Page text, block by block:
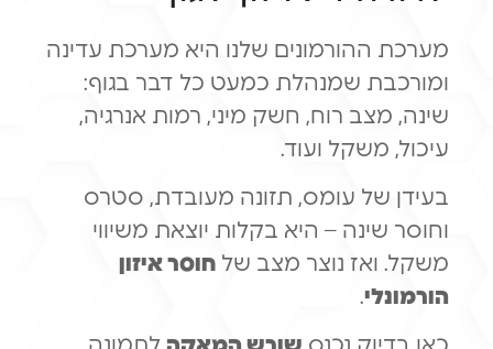
מערכת ההורמונים שלנו היא מערכת עדינה
ומורכבת שמנהלת כמעט כל דבר בגוף:
שינה, מצב רוח, חשק מיני, רמות אנרגיה,
עיכול, משקל ועוד.
בעידן של עומס, תזונה מעובדת, סטרס
וחוסר שינה – היא בקלות יוצאת משיווי
משקל. ואז נוצר מצב של חוסר איזון
הורמונלי.